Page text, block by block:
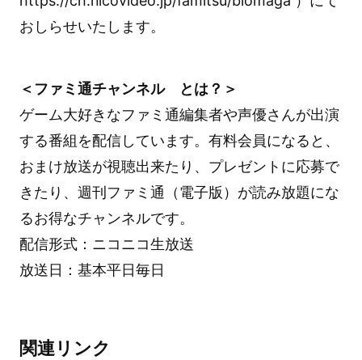
おしらせいたします。
＜ファミ通チャンネル とは？＞
ゲーム大好きなファミ通編集者や声優さんが出演
する番組を配信しています。有料会員になると、
おまけ放送が視聴出来たり、プレゼントに応募で
きたり、週刊ファミ通（電子版）が読み放題にな
るお得なチャンネルです。
配信形式：ニコニコ生放送
放送日：基本平日毎日
関連リンク